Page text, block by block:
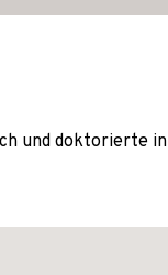
und doktorierte in